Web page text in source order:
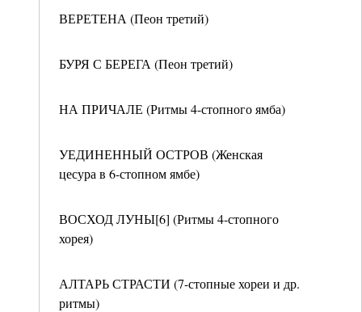
ВЕРЕТЕНА (Пеон третий)
БУРЯ С БЕРЕГА (Пеон третий)
НА ПРИЧАЛЕ (Ритмы 4-стопного ямба)
УЕДИНЕННЫЙ ОСТРОВ (Женская
цесура в 6-стопном ямбе)
ВОСХОД ЛУНЫ[6] (Ритмы 4-стопного
хорея)
АЛТАРЬ СТРАСТИ (7-стопные хореи и др.
ритмы)